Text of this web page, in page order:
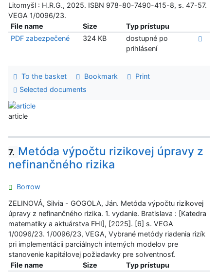
Litomyšl : H.R.G., 2025. ISBN 978-80-7490-415-8, s. 47-57.
VEGA 1/0096/23.
File name
Size
Typ prístupu
PDF zabezpečené
324 KB
dostupné po
prihlásení
To the basket Bookmark
Print
Selected documents
article
7. Metóda výpočtu rizikovej úpravy z
nefinančného rizika
Borrow
ZELINOVÁ, Silvia - GOGOLA, Ján. Metóda výpočtu rizikovej
úpravy z nefinančného rizika. 1. vydanie. Bratislava : [Katedra
matematiky a aktuárstva FHI], [2025]. [6] s. VEGA
1/0096/23. 1/0096/23, VEGA, Vybrané metódy riadenia rizík
pri implementácii parciálnych interných modelov pre
stanovenie kapitálovej požiadavky pre solventnosť.
File name
Size
Typ prístupu